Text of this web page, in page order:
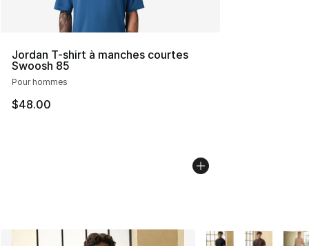
Jordan T-shirt à manches courtes
Swoosh 85
Pour hommes
$48.00
Plus de couleurs